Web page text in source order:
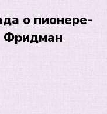
о пионере-
Фридман